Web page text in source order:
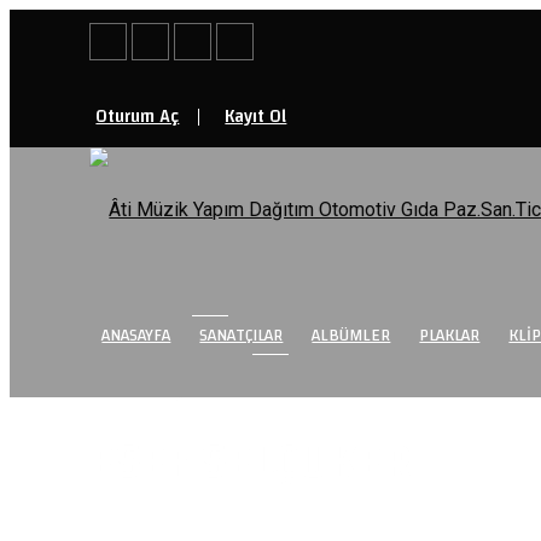
Oturum Aç | Kayıt Ol
ANASAYFA SANATÇILAR ALBÜMLER PLAKLAR
SANATÇI